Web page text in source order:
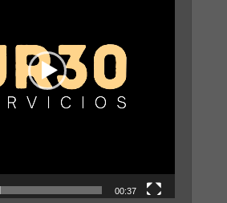
00:37